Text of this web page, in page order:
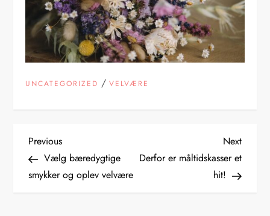
UNCATEGORIZED /VELVÆRE
I
n
Previous
Post
Previous
Vælg bæredygtige
smykker og oplev velvære
Next
Post
Next
Derfor er måltidskasser et
hit!